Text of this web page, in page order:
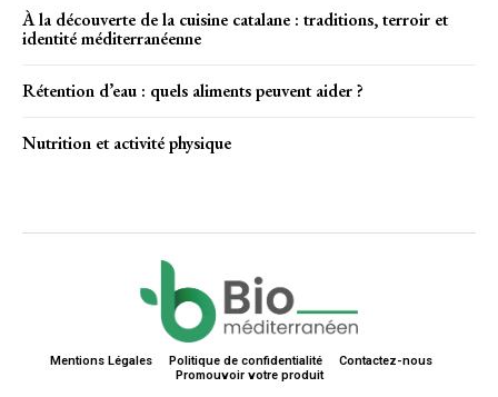
À la découverte de la cuisine catalane : traditions, terroir et
identité méditerranéenne
Rétention d’eau : quels aliments peuvent aider ?
Nutrition et activité physique
Mentions Légales Politique de confidentialité
Contactez-nous
Promouvoir votre produit